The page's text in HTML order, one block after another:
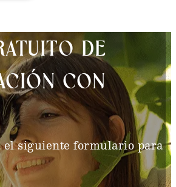
DE
CON
el siguiente formulario para